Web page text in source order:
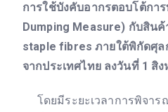
การใช้บังคับอากรตอบโต้กา
Dumping Measure) กับสิน
staple fibres ภายใต้พิกัดศุล
จากประเทศไทย ลงวันที่ 1 สิ
โดยมีระยะเวลาการพิจาร